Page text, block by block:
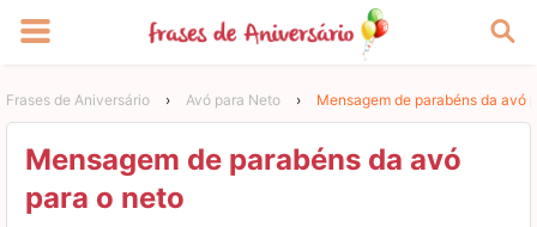
Frases de Aniversário › Avó para Neto › Mensagem de parabéns da avó
Mensagem de parabéns da avó
para o neto